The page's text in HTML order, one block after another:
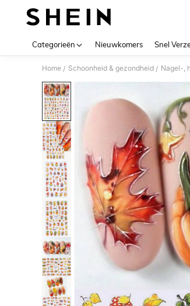
Categorieën Nieuwkomers Snel
Home / Schoonheid & gezondheid / Nagel-,